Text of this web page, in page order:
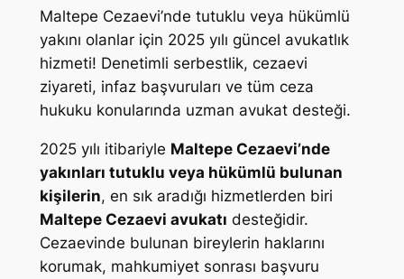
Maltepe Cezaevi’nde tutuklu veya hükümlü
yakını olanlar için 2025 yılı güncel avukatlık
hizmeti! Denetimli serbestlik, cezaevi
ziyareti, infaz başvuruları ve tüm ceza
hukuku konularında uzman avukat desteği.
2025 yılı itibariyle Maltepe Cezaevi’nde
yakınları tutuklu veya hükümlü bulunan
kişilerin, en sık aradığı hizmetlerden biri
Maltepe Cezaevi avukatı desteğidir.
Cezaevinde bulunan bireylerin haklarını
korumak, mahkumiyet sonrası başvuru